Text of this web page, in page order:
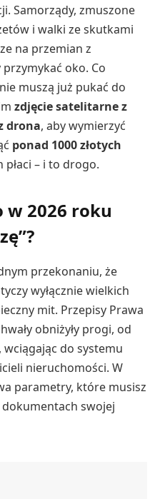
Samorządy, zmuszone
i walki ze skutkami
na przemian z
oko. Co
muszą już pukać do
zdjęcie satelitarne z
drona, aby wymierzyć
ponad 1000 złotych
– i to drogo.
w 2026 roku
przekonaniu, że
wyłącznie wielkich
mit. Przepisy Prawa
obniżyły progi, od
do systemu
nieruchomości. W
parametry, które musisz
swojej